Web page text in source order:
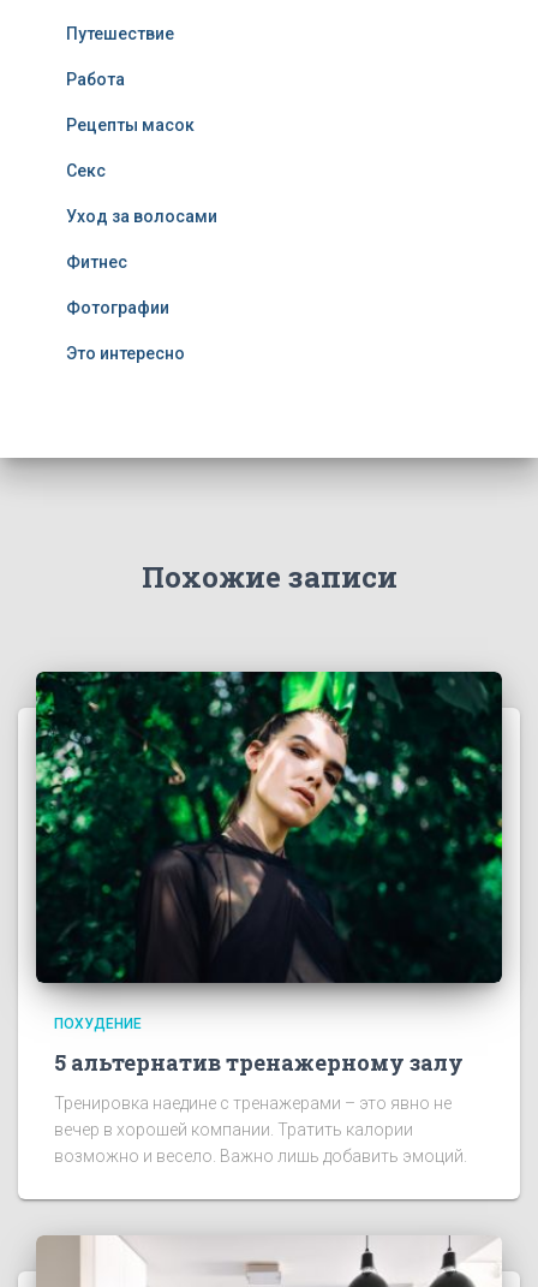
Путешествие
Работа
Рецепты масок
Секс
Уход за волосами
Фитнес
Фотографии
Это интересно
Похожие записи
ПОХУДЕНИЕ
5 альтернатив тренажерному залу
Тренировка наедине с тренажерами – это явно не
вечер в хорошей компании. Тратить калории
возможно и весело. Важно лишь добавить эмоций.